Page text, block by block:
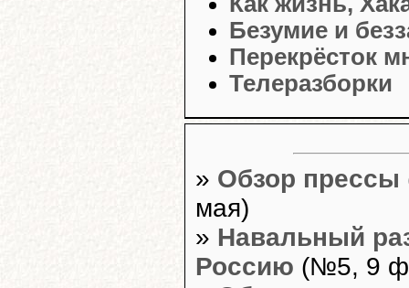
Безумие и
Перекрёсток
Телеразборки
» Обзор прессы
мая)
» Навальный
Россию (№5, 9